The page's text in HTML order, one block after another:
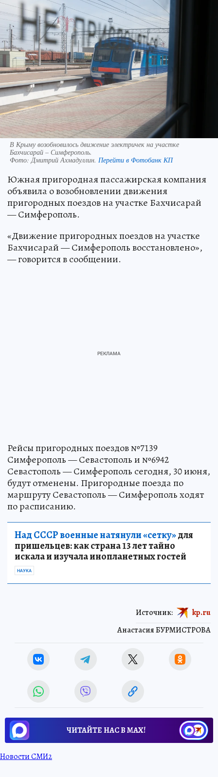
В Крыму возобновилось движение электричек на участке
Бахчисарай – Симферополь.
Фото:Дмитрий Ахмадуллин. Перейти в Фотобанк КП
Южная пригородная пассажирская компания
объявила о возобновлении движения
пригородных поездов на участке Бахчисарай
— Симферополь.
«Движение пригородных поездов на участке
Бахчисарай — Симферополь восстановлено»,
— говорится в сообщении.
Рейсы пригородных поездов №7139
Симферополь — Севастополь и №6942
Севастополь — Симферополь сегодня, 30 июня,
будут отменены. Пригородные поезда по
маршруту Севастополь — Симферополь ходят
по расписанию.
Над СССР военные натянули «сетку»для
пришельцев: как страна 13 лет тайно
искала и изучала инопланетных гостей
НАУКА
Анастасия БУРМИСТРОВА
Источник: kp.ru
ЧИТАЙТЕ НАС В МАХ!
Новости СМИ2